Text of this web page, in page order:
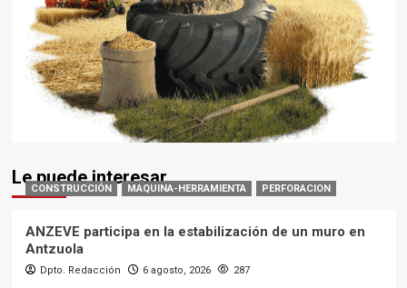
Le puede interesar
CONSTRUCCIÓN MAQUINA-HERRAMIENTA PERFORACION
ANZEVE participa en la estabilización de un muro en
Antzuola
Dpto. Redacción 6 agosto, 2026 287